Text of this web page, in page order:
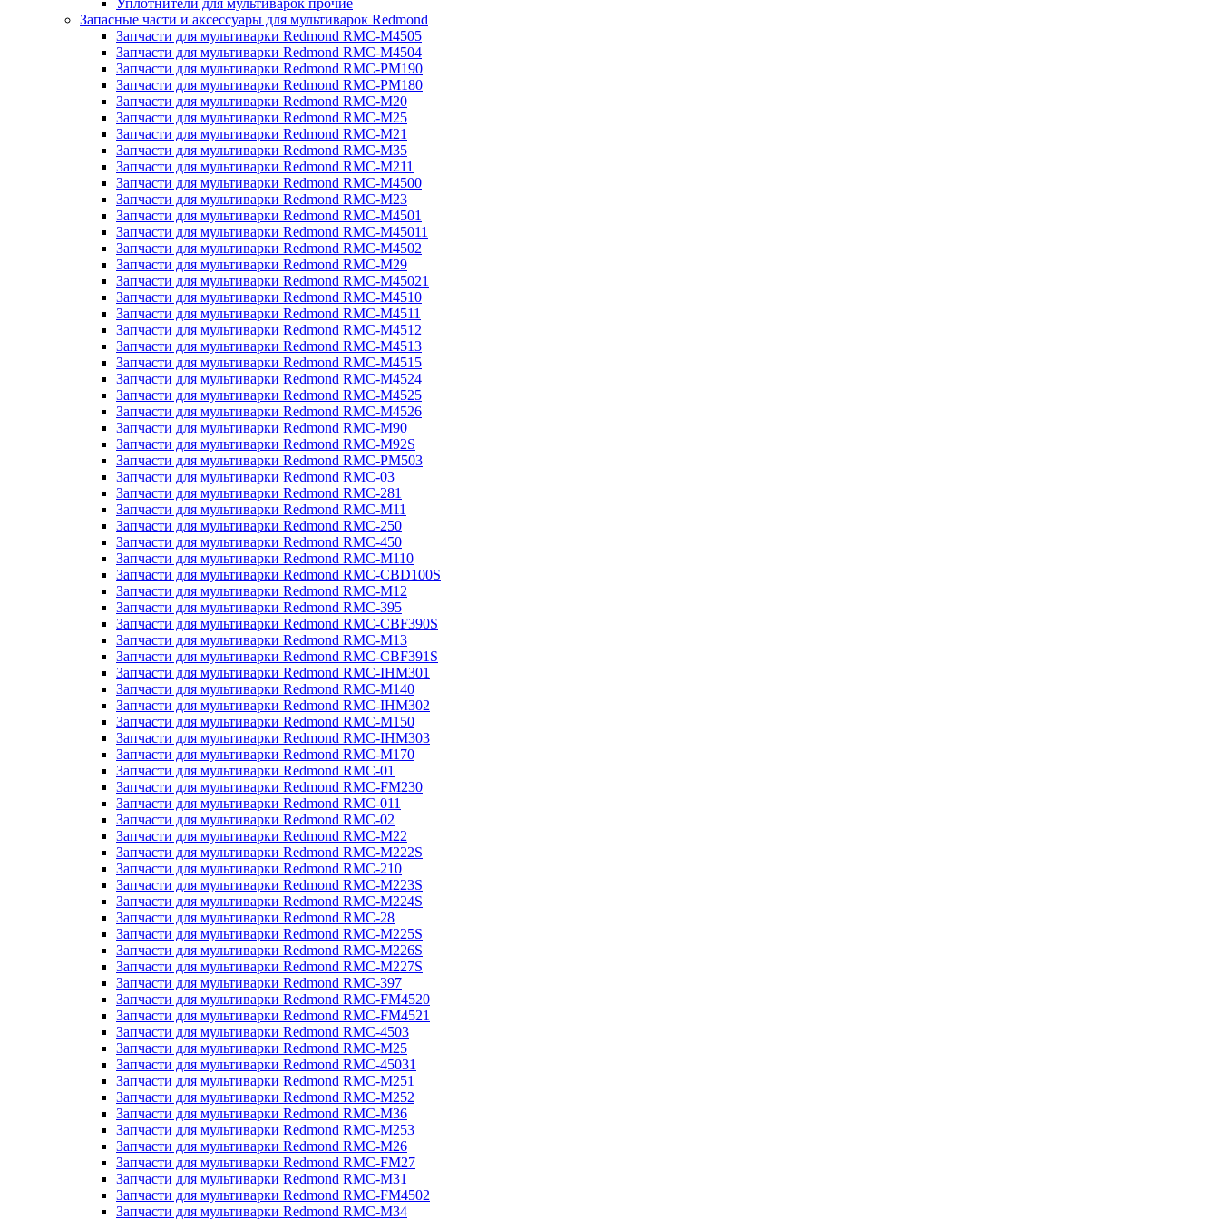
Уплотнители для мультиварок прочие
Запасные части и аксессуары для мультиварок Redmond
Запчасти для мультиварки Redmond RMC-M4505
Запчасти для мультиварки Redmond RMC-M4504
Запчасти для мультиварки Redmond RMC-PM190
Запчасти для мультиварки Redmond RMC-PM180
Запчасти для мультиварки Redmond RMC-M20
Запчасти для мультиварки Redmond RMC-M25
Запчасти для мультиварки Redmond RMC-M21
Запчасти для мультиварки Redmond RMC-M35
Запчасти для мультиварки Redmond RMC-M211
Запчасти для мультиварки Redmond RMC-M4500
Запчасти для мультиварки Redmond RMC-M23
Запчасти для мультиварки Redmond RMC-M4501
Запчасти для мультиварки Redmond RMC-M45011
Запчасти для мультиварки Redmond RMC-M4502
Запчасти для мультиварки Redmond RMC-M29
Запчасти для мультиварки Redmond RMC-M45021
Запчасти для мультиварки Redmond RMC-M4510
Запчасти для мультиварки Redmond RMC-M4511
Запчасти для мультиварки Redmond RMC-M4512
Запчасти для мультиварки Redmond RMC-M4513
Запчасти для мультиварки Redmond RMC-M4515
Запчасти для мультиварки Redmond RMC-M4524
Запчасти для мультиварки Redmond RMC-M4525
Запчасти для мультиварки Redmond RMC-M4526
Запчасти для мультиварки Redmond RMC-M90
Запчасти для мультиварки Redmond RMC-M92S
Запчасти для мультиварки Redmond RMC-PM503
Запчасти для мультиварки Redmond RMC-03
Запчасти для мультиварки Redmond RMC-281
Запчасти для мультиварки Redmond RMC-M11
Запчасти для мультиварки Redmond RMC-250
Запчасти для мультиварки Redmond RMC-450
Запчасти для мультиварки Redmond RMC-M110
Запчасти для мультиварки Redmond RMC-CBD100S
Запчасти для мультиварки Redmond RMC-M12
Запчасти для мультиварки Redmond RMC-395
Запчасти для мультиварки Redmond RMC-CBF390S
Запчасти для мультиварки Redmond RMC-M13
Запчасти для мультиварки Redmond RMC-CBF391S
Запчасти для мультиварки Redmond RMC-IHM301
Запчасти для мультиварки Redmond RMC-M140
Запчасти для мультиварки Redmond RMC-IHM302
Запчасти для мультиварки Redmond RMC-M150
Запчасти для мультиварки Redmond RMC-IHM303
Запчасти для мультиварки Redmond RMC-M170
Запчасти для мультиварки Redmond RMC-01
Запчасти для мультиварки Redmond RMC-FM230
Запчасти для мультиварки Redmond RMC-011
Запчасти для мультиварки Redmond RMC-02
Запчасти для мультиварки Redmond RMC-M22
Запчасти для мультиварки Redmond RMC-M222S
Запчасти для мультиварки Redmond RMC-210
Запчасти для мультиварки Redmond RMC-M223S
Запчасти для мультиварки Redmond RMC-M224S
Запчасти для мультиварки Redmond RMC-28
Запчасти для мультиварки Redmond RMC-M225S
Запчасти для мультиварки Redmond RMC-M226S
Запчасти для мультиварки Redmond RMC-M227S
Запчасти для мультиварки Redmond RMC-397
Запчасти для мультиварки Redmond RMC-FM4520
Запчасти для мультиварки Redmond RMC-FM4521
Запчасти для мультиварки Redmond RMC-4503
Запчасти для мультиварки Redmond RMC-M25
Запчасти для мультиварки Redmond RMC-45031
Запчасти для мультиварки Redmond RMC-M251
Запчасти для мультиварки Redmond RMC-M252
Запчасти для мультиварки Redmond RMC-M36
Запчасти для мультиварки Redmond RMC-M253
Запчасти для мультиварки Redmond RMC-M26
Запчасти для мультиварки Redmond RMC-FM27
Запчасти для мультиварки Redmond RMC-M31
Запчасти для мультиварки Redmond RMC-FM4502
Запчасти для мультиварки Redmond RMC-M34